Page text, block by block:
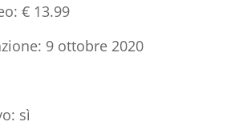
€ 13.99
9 ottobre 2020
sì